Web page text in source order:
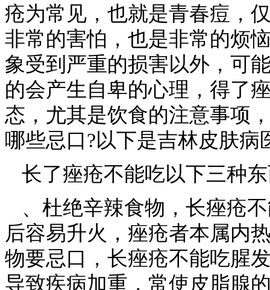
疮为常见，也就是青春痘，
非常的害怕，也是非常的烦
象受到严重的损害以外，可
的会产生自卑的心理，得了
态，尤其是饮食的注意事项
哪些忌口?以下是吉林皮肤
长了痤疮不能吃以下三种
、杜绝辛辣食物，长痤疮
后容易升火，痤疮者本属内
物要忌口，长痤疮不能吃腥
导致疾病加重，常使皮脂腺